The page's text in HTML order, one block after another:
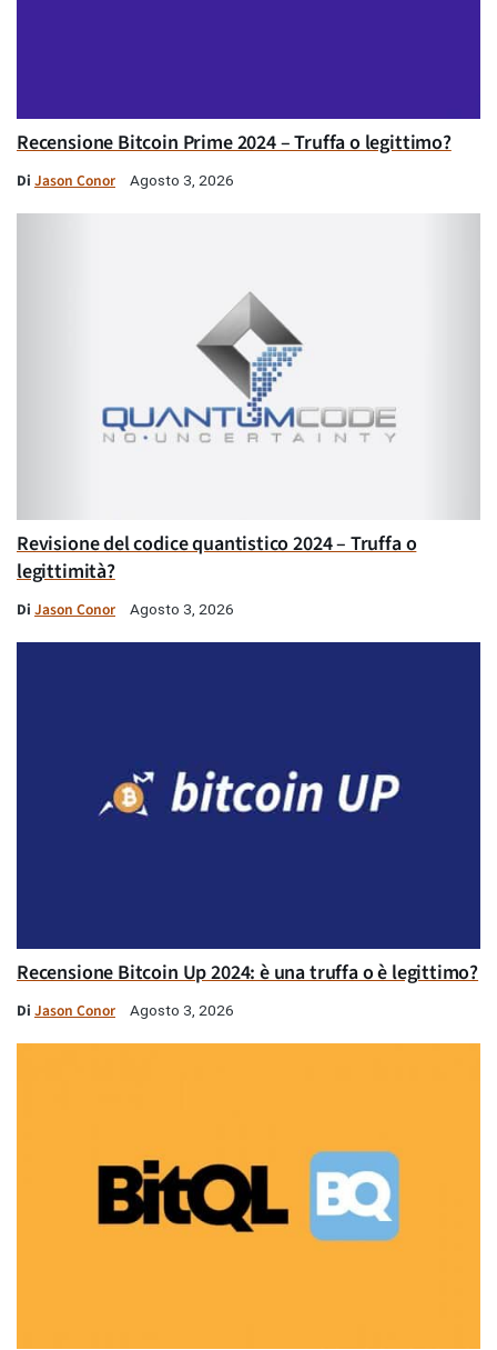
Recensione Bitcoin Prime 2024 – Truffa o legittimo?
Di Jason Conor Agosto 3, 2026
Revisione del codice quantistico 2024 – Truffa o
legittimità?
Di Jason Conor Agosto 3, 2026
Recensione Bitcoin Up 2024: è una truffa o è legittimo?
Di Jason Conor Agosto 3, 2026